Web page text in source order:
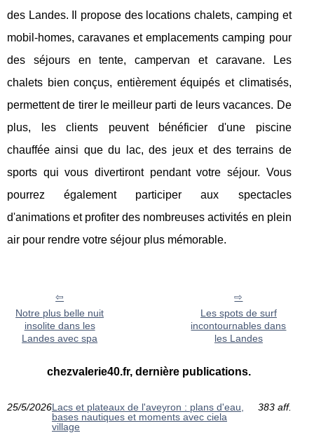
des Landes. Il propose des locations chalets, camping et
mobil-homes, caravanes et emplacements camping pour
des séjours en tente, campervan et caravane. Les
chalets bien conçus, entièrement équipés et climatisés,
permettent de tirer le meilleur parti de leurs vacances. De
plus, les clients peuvent bénéficier d'une piscine
chauffée ainsi que du lac, des jeux et des terrains de
sports qui vous divertiront pendant votre séjour. Vous
pourrez également participer aux spectacles
d'animations et profiter des nombreuses activités en plein
air pour rendre votre séjour plus mémorable.
Notre plus belle nuit
insolite dans les
Landes avec spa
Les spots de surf
incontournables dans
les Landes
chezvalerie40.fr, dernière publications.
25/5/2026Lacs et plateaux de l'aveyron : plans d'eau,
bases nautiques et moments avec ciela
village
383 aff.